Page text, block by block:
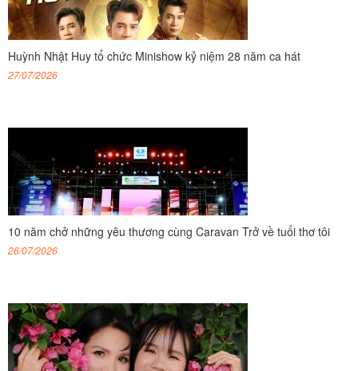
Huỳnh Nhật Huy tổ chức Minishow kỷ niệm 28 năm ca hát
27/07/2026
10 năm chở những yêu thương cùng Caravan Trở về tuổi thơ tôi
26/07/2026